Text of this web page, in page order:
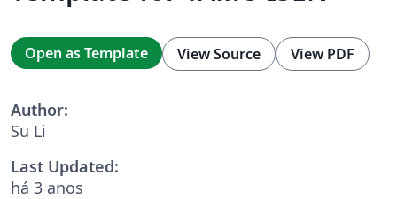
Open as Template View Source View PDF
Author:
Su Li
Last Updated:
há 3 anos